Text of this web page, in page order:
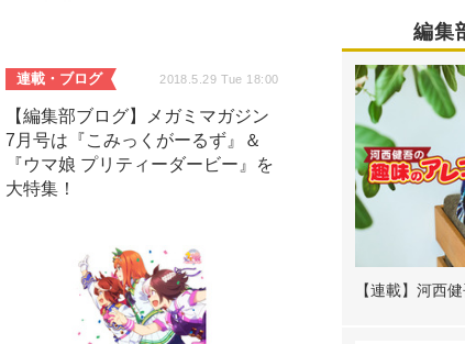
連載・ブログ 2018.5.29 Tue 18:00
【編集部ブログ】メガミマガジン
7月号は『こみっくがーるず』＆
『ウマ娘 プリティーダービー』を
大特集！
編集
【連載】河西